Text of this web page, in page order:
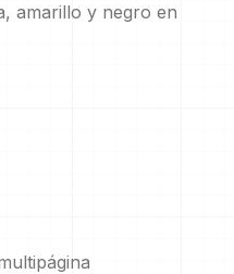
amarillo y negro en